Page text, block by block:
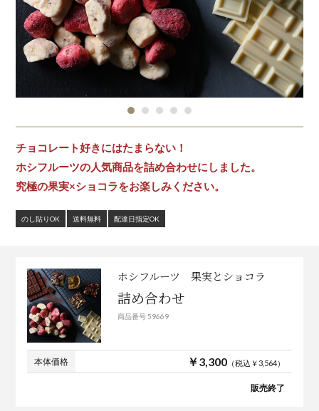
チョコレート好きにはたまらない！
ホシフルーツの人気商品を詰め合わせにしました。
究極の果実×ショコラをお楽しみください。
のし貼りOK 送料無料 配達日指定OK
ホシフルーツ 果実とショコラ
詰め合わせ
商品番号 59669
本体価格 ￥3,300（税込￥3,564）
販売終了